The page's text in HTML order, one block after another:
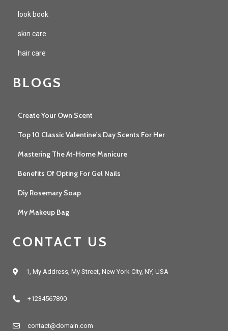
look book
skin care
hair care
BLOGS
Create Your Own Scent
Top 10 Classic Valentine's Day Scents For Her
Mastering The At-Home Manicure
Benefits Of Opting For Gel Nails
Diy Rosemary Soap
My Makeup Bag
CONTACT US
1, My Address, My Street, New York City, NY, USA
+1234567890
contact@domain.com